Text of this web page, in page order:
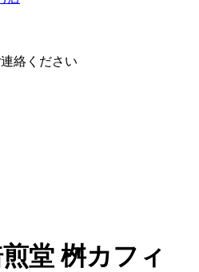
絡ください
堂 桝カフィ